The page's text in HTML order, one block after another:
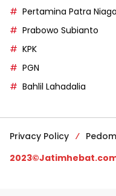
Pertamina Patra Niaga
Prabowo Subianto
KPK
PGN
Bahlil Lahadalia
Privacy Policy